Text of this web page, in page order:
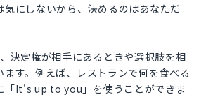
気にしないから、決めるのはあなただ
決定権が相手にあるときや選択肢を相
す。例えば、レストランで何を食べる
「It's up to you」を使うことができま